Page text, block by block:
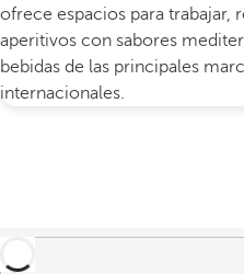
ofrece espacios para trabajar,
aperitivos con sabores
bebidas de las principales
internacionales.